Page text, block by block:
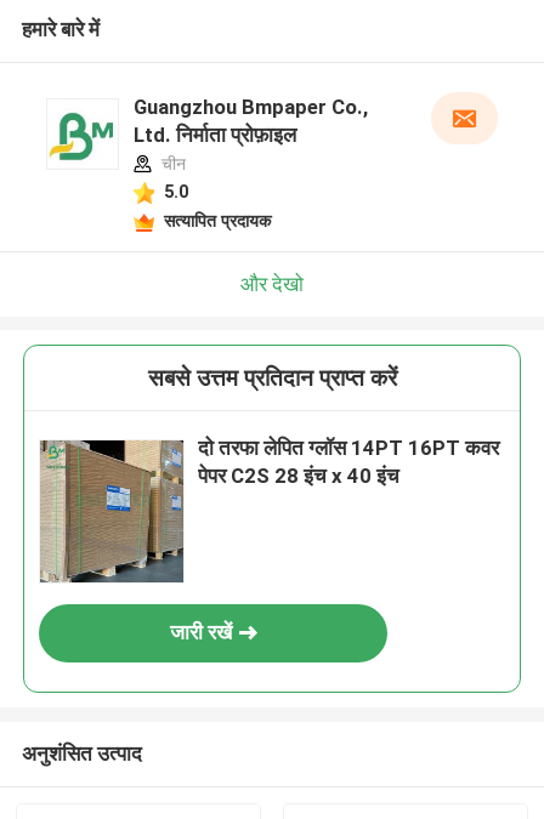
हमारे बारे में
Guangzhou Bmpaper Co.,
Ltd. निर्माता प्रोफ़ाइल
चीन
5.0
सत्यापित प्रदायक
और देखो
सबसे उत्तम प्रतिदान प्राप्त करें
दो तरफा लेपित ग्लॉस 14PT 16PT कवर
पेपर C2S 28 इंच x 40 इंच
जारी रखें
अनुशंसित उत्पाद